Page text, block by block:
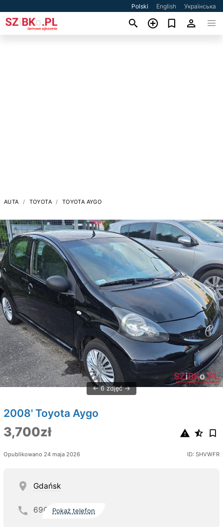
Polski English Українська
AUTA TOYOTA TOYOTA AYGO
6 zdjęć
2008' Toyota Aygo
3,700zł
Opublikowano 24 maja 2026 ID: SHVWFR
Gdańsk
690 Pokaż telefon